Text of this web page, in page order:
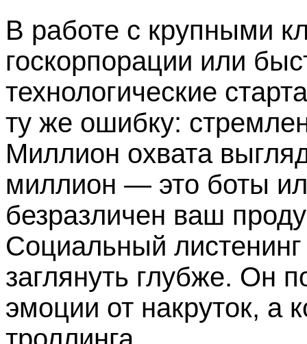
В работе с крупными
госкорпорации или
технологические
ту же ошибку:
Миллион охвата
миллион — это боты
безразличен ваш
Социальный
заглянуть глубже. Он
эмоции от накруток, а